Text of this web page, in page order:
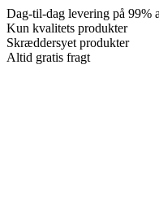
Dag-til-dag levering på 99%
Kun kvalitets produkter
Skræddersyet produkter
Altid gratis fragt